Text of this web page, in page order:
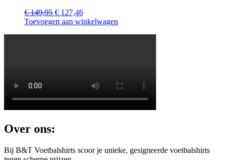
€149,95 Oorspronkelijke
prijs
€ 127,46Huidige
prijs
Toevoegen aan winkelwagen
Over ons:
Bij B&T Voetbalshirts scoor je unieke, gesigneerde voetbalshirts